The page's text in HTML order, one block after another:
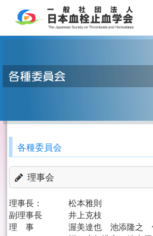
学会概要・理事長挨拶
各種委員会
用語集
認定医制度
認定技師制度
学術集会
会員専用
事務手続き （入退会・変更）
各種委員会
理事会
理事長：
松本雅則
副理事長
井上克枝
理 事
渥美達也 池添隆之